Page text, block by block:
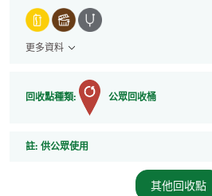
更多資料
回收點種類: 公眾回收桶
註: 註
供公眾使用
其他回收點